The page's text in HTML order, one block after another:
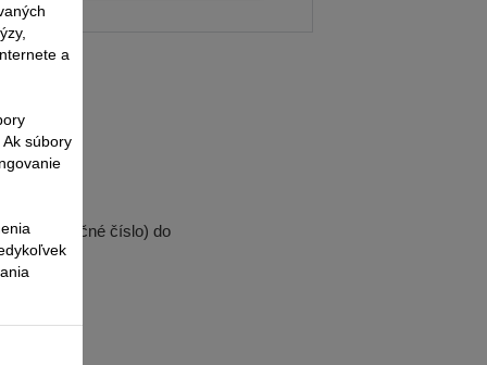
(referenčné číslo) do
a
súbory